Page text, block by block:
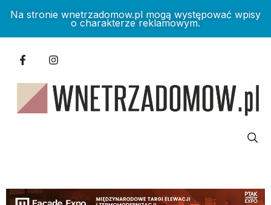
Na stronie wnetrzadomow.pl mogą występować wpisy
o charakterze reklamowym.